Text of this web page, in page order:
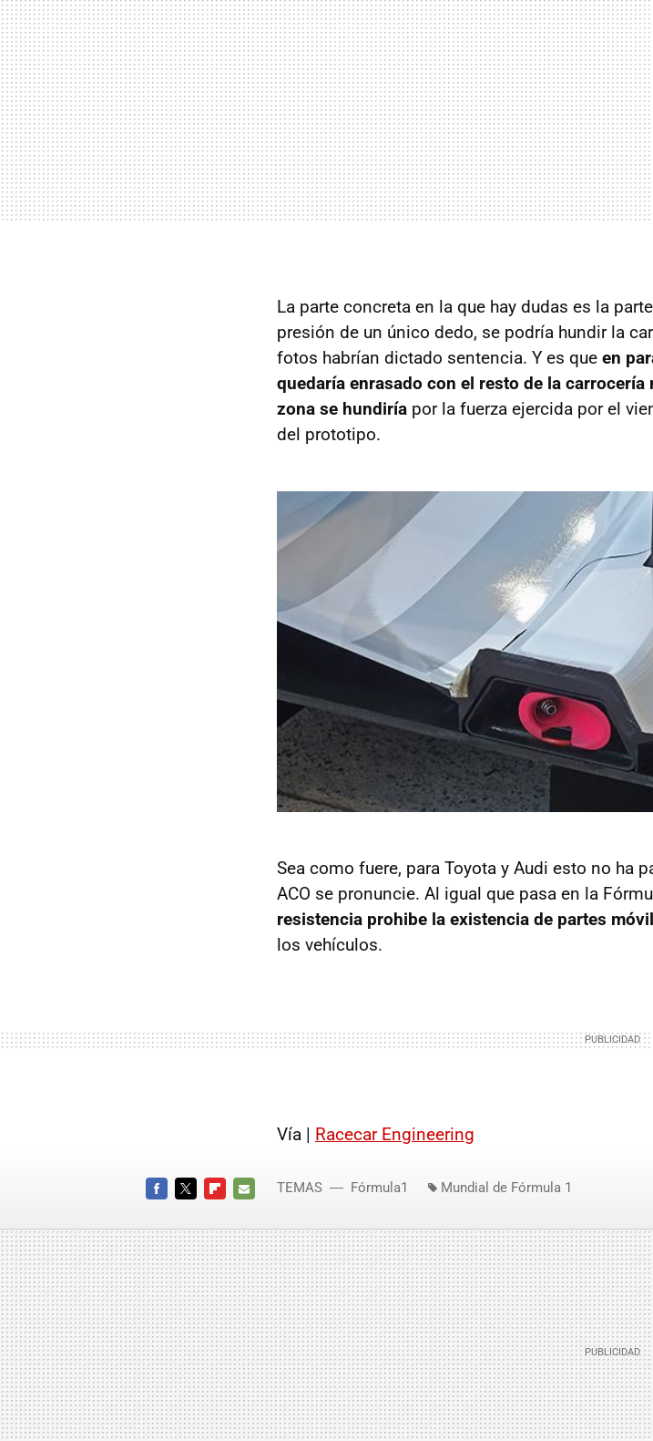
La parte concreta en la que hay dudas es la
presión de un único dedo, se podría hundir la
fotos habrían dictado sentencia. Y es que en
quedaría enrasado con el resto de la
zona se hundiría por la fuerza ejercida por el
del prototipo.
Sea como fuere, para Toyota y Audi esto no ha
ACO se pronuncie. Al igual que pasa en la
resistencia prohibe la existencia de partes
los vehículos.
Vía | Racecar Engineering
MAIL
TEMAS Fórmula1 Mundial de Fórmula 1